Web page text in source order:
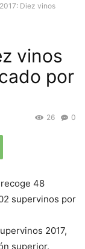
Diez vinos
vinos
por
0
26
48
supervinos por
2017,
superior.